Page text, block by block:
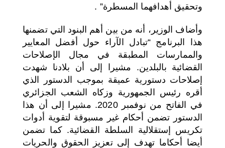
وتحقيق أهدافهما المسطرة” .
وأضاف الوزير، أنه من بين أهم البنود التي تضمنها
هذا البرنامج “تبادل الآراء حول أفضل المعايير
والممارسات المطبقة في مجال الإصلاحات
القضائية بالبلدين. مشيرا إلى أن بلادنا شهدت
إصلاحات دستورية عميقة بموجب الدستور الذي
أقره رئيس الجمهورية وزكاه الشعب الجزائري
في الفاتح من نوفمبر 2020. مشيرا إلى أن هذا
الدستور تضمن أحكام غير مسبوقة لتقوية أدوات
تكريس إستقلالية السلطة القضائية. كما تضمن
أيضا أحكاما تهدف إلى تعزيز الحقوق والحريات